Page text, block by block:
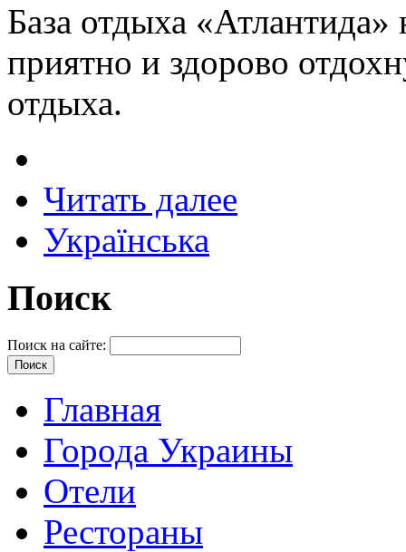
База отдыха «Атлантида»
приятно и здорово
отдыха.
Читать далее
Українська
Поиск
Поиск на сайте:
Главная
Города Украины
Отели
Рестораны